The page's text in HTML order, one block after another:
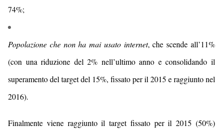
74%;
Popolazione che non ha mai usato internet, chescende all’11%
(con una riduzione del 2% nell’ultimo anno e consolidando il
superamento del target del 15%, fissato per il 2015 e raggiuntonel
2016).
Finalmente viene raggiunto il target fissato per il 2015 (50%)